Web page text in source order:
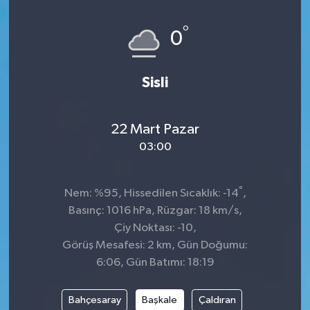
0°
Sisli
22 Mart Pazar
03:00
Nem: %95, Hissedilen Sıcaklık: -14° ,
Basınç: 1016 hPa, Rüzgar: 18 km/s,
Çiy Noktası: -10,
Görüş Mesafesi: 2 km, Gün Doğumu:
6:06, Gün Batımı: 18:19
Bahçesaray Başkale Çaldıran